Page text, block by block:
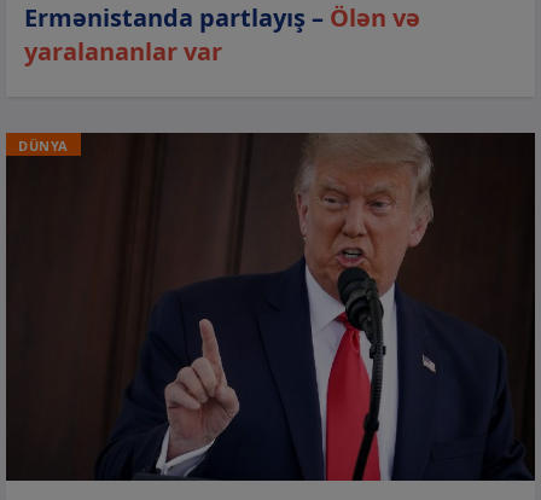
Ermənistanda partlayış – Ölən və
yaralananlar var
DÜNYA